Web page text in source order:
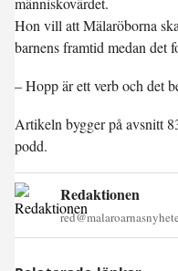
Hon vill att Mälaröborna
barnens framtid medan det
– Hopp är ett verb och det
Artikeln bygger på avsnitt
podd.
Redaktionen